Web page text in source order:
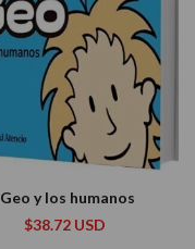
Geo y los humanos
$38.72 USD